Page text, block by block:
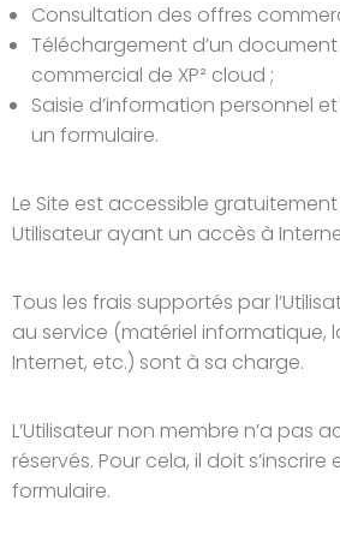
Consultation des offres
Téléchargement d’un
commercial de XP² cloud ;
Saisie d’information personnel
un formulaire.
Le Site est accessible
Utilisateur ayant un accès à
Tous les frais supportés par
au service (matériel informatique,
Internet, etc.) sont à sa charge.
L’Utilisateur non membre n’a pas
réservés. Pour cela, il doit
formulaire.